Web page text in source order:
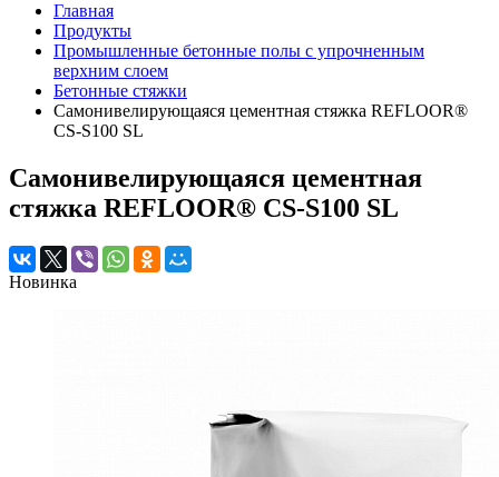
Главная
Продукты
Промышленные бетонные полы с упрочненным
верхним слоем
Бетонные стяжки
Самонивелирующаяся цементная стяжка REFLOOR®
CS-S100 SL
Самонивелирующаяся цементная
стяжка REFLOOR® CS-S100 SL
Новинка